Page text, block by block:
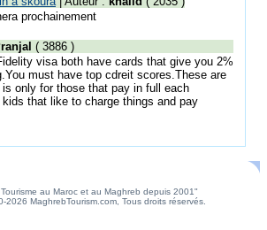
prochainement
( 3886 )
visa both have cards that give you 2%
must have top cdreit scores.These are
only for those that pay in full each
that like to charge things and pay
au Maroc et au Maghreb depuis 2001"
2026 MaghrebTourism.com, Tous droits réservés.